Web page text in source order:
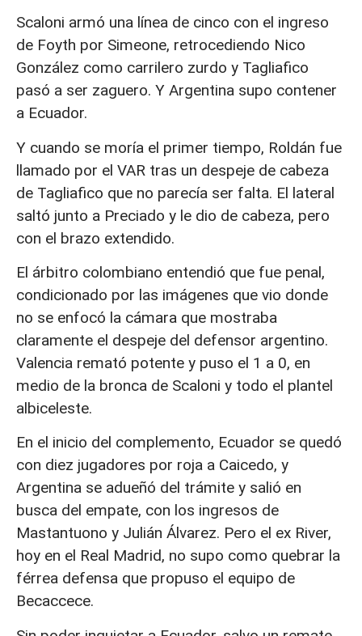
Scaloni armó una línea de cinco con el ingreso
de Foyth por Simeone, retrocediendo Nico
González como carrilero zurdo y Tagliafico
pasó a ser zaguero. Y Argentina supo contener
a Ecuador.
Y cuando se moría el primer tiempo, Roldán fue
llamado por el VAR tras un despeje de cabeza
de Tagliafico que no parecía ser falta. El lateral
saltó junto a Preciado y le dio de cabeza, pero
con el brazo extendido.
El árbitro colombiano entendió que fue penal,
condicionado por las imágenes que vio donde
no se enfocó la cámara que mostraba
claramente el despeje del defensor argentino.
Valencia remató potente y puso el 1 a 0, en
medio de la bronca de Scaloni y todo el plantel
albiceleste.
En el inicio del complemento, Ecuador se quedó
con diez jugadores por roja a Caicedo, y
Argentina se adueñó del trámite y salió en
busca del empate, con los ingresos de
Mastantuono y Julián Álvarez. Pero el ex River,
hoy en el Real Madrid, no supo como quebrar la
férrea defensa que propuso el equipo de
Becaccece.